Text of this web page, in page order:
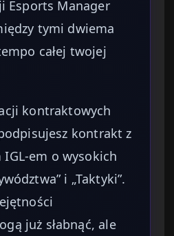
Esports Manager
tymi dwiema
całej twojej
kontraktowych
kontrakt z
em o wysokich
i „Taktyki”.
już słabnąć, ale